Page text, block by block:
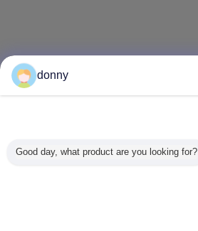
donny
Good day, what product are you looking for?